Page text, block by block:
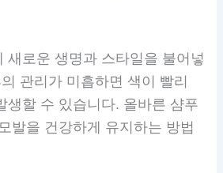
새로운 생명과 스타일을 불어넣
관리가 미흡하면 색이 빨리
생할 수 있습니다. 올바른 샴푸
발을 건강하게 유지하는 방법